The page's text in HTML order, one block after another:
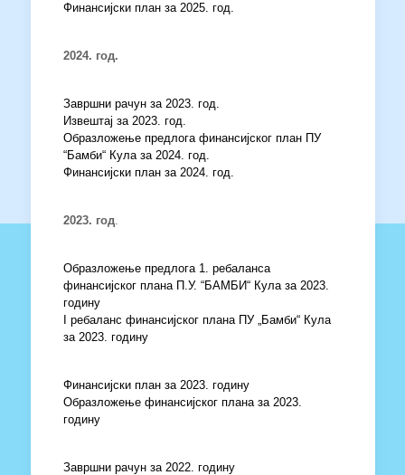
Финансијски план за 2025. год.
2024. год.
Завршни рачун за 2023. год.
Извештај за 2023. год.
Образложење предлога финансијског план ПУ
“Бамби“ Кула за 2024. год.
Финансијски план за 2024. год.
2023. год.
Образложење предлога 1. ребаланса
финансијског плана П.У. “БАМБИ“ Кула за 2023.
годину
I ребаланс финансијског плана ПУ „Бамби“ Кула
за 2023. годину
Финансијски план за 2023. годину
Образложење финансијског плана за 2023.
годину
Завршни рачун за 2022. годину